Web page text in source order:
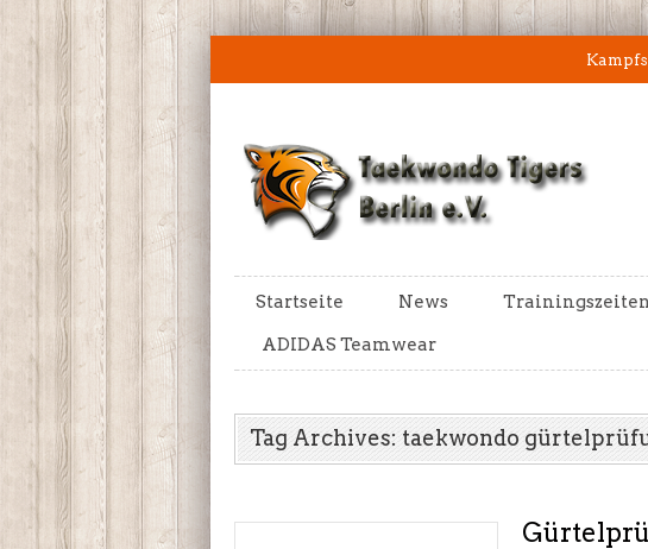
Startseite News
ADIDAS Teamwear
Tag Archives: taekwondo